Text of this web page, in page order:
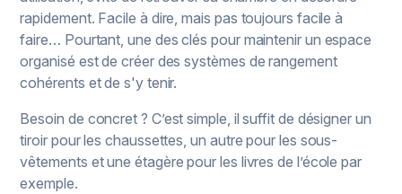
rapidement. Facile à dire, mais pas toujours facile à
faire… Pourtant, une des clés pour maintenir un espace
organisé est de créer des systèmes de rangement
cohérents et de s'y tenir.
Besoin de concret ? C’est simple, il suffit de désigner un
tiroir pour les chaussettes, un autre pour les sous-
vêtements et une étagère pour les livres de l’école par
exemple.